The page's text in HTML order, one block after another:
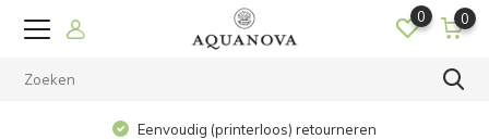
0 0
Eenvoudig (printerloos) retourneren